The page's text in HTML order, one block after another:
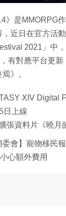
》是MMORPG
，近日在官方活
2021」中
有對應平台更
》。
XIV Digital
日上線
張資料片《曉月
委會】寵物移民
心額外費用